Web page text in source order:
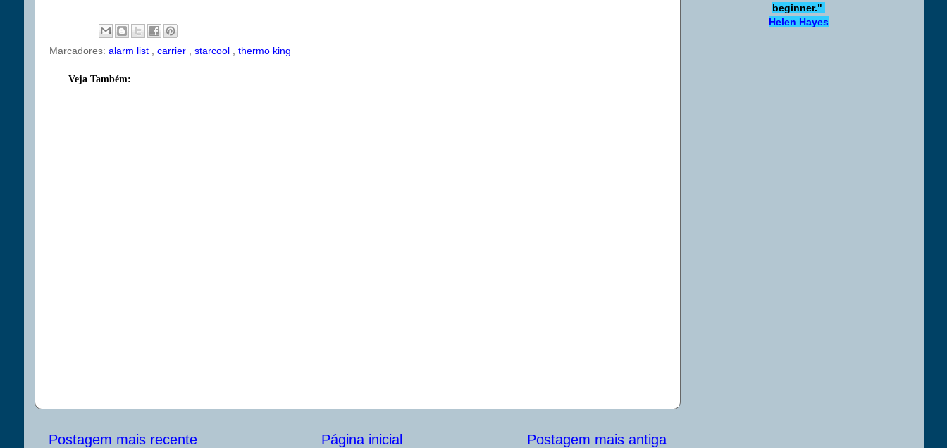
Marcadores: alarm list carrier starcool thermo king
Veja Também:
Postagem mais recente Postagem mais antiga
Página inicial
beginner."
Helen Hayes